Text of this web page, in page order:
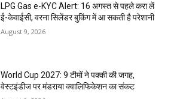
LPG Gas e-KYC Alert: 16 अगस्त से पहले करा लें
ई-केवाईसी, वरना सिलेंडर बुकिंग में आ सकती है परेशानी
August 9, 2026
World Cup 2027: 9 टीमों ने पक्की की जगह,
वेस्टइंडीज पर मंडराया क्वालिफिकेशन का संकट